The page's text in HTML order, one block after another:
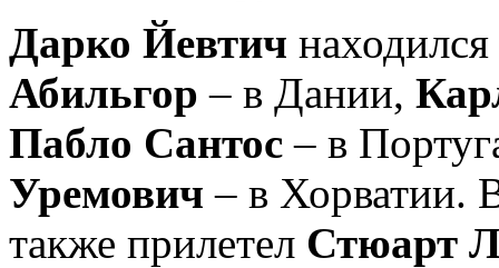
Дарко Йевтич
Абильгор – в Дании,
Пабло Сантос – в
Уремович – в Хорватии.
также прилетел Стюарт